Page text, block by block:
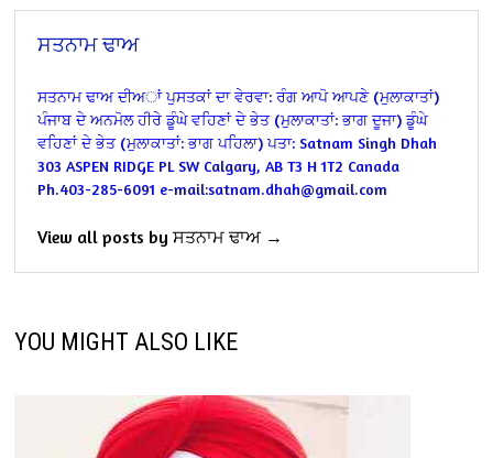
ਸਤਨਾਮ ਢਾਅ
ਸਤਨਾਮ ਢਾਅ ਦੀਅਾਂ ਪੁਸਤਕਾਂ ਦਾ ਵੇਰਵਾ: ਰੰਗ ਆਪੋ ਆਪਣੇ (ਮੁਲਾਕਾਤਾਂ)
ਪੰਜਾਬ ਦੇ ਅਨਮੋਲ ਹੀਰੇ ਡੂੰਘੇ ਵਹਿਣਾਂ ਦੇ ਭੇਤ (ਮੁਲਾਕਾਤਾਂ: ਭਾਗ ਦੂਜਾ) ਡੂੰਘੇ
ਵਹਿਣਾਂ ਦੇ ਭੇਤ (ਮੁਲਾਕਾਤਾਂ: ਭਾਗ ਪਹਿਲਾ) ਪਤਾ: Satnam Singh Dhah
303 ASPEN RIDGE PL SW Calgary, AB T3 H 1T2 Canada
Ph.403-285-6091 e-mail:satnam.dhah@gmail.com
View all posts by ਸਤਨਾਮ ਢਾਅ →
YOU MIGHT ALSO LIKE